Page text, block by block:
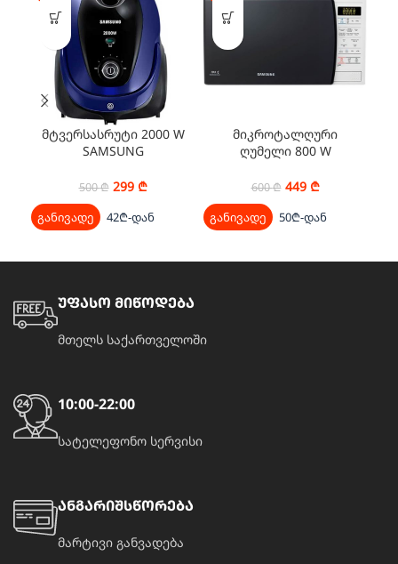
მტვერსასრუტი 2000 W
SAMSUNG
500₾ 299 ₾
განივადე 42₾-დან
მიკროტალღური
ღუმელი 800 W
1/BW
600₾ 449 ₾
განივადე 50₾-დან
უფასო მიწოდება
მთელს საქართველოში
10:00-22:00
სატელეფონო სერვისი
ანგარიშსწორება
მარტივი განვადება